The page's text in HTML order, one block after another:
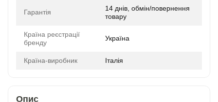
Гарантія
14 днів, обмін/повернення
товару
Країна реєстрації
бренду
Україна
Країна-виробник Італія
Опис